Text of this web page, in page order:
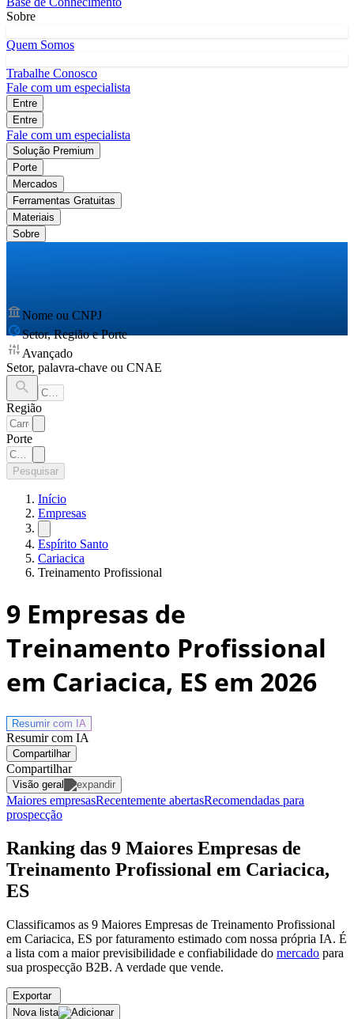
Sobre
Quem Somos
Trabalhe Conosco
Fale com um especialista
Entre
Entre
Fale com um especialista
Solução Premium
Porte
Mercados
Ferramentas Gratuitas
Materiais
Sobre
Nome ou CNPJ
Setor, Região e Porte
Avançado
Setor, palavra-chave ou CNAE
Região
Porte
Pesquisar
Início
Empresas
Espírito Santo
Cariacica
Treinamento Profissional
9 Empresas de
Treinamento Profissional
em Cariacica, ES em 2026
Resumir com IA
Resumir com IA
Compartilhar
Compartilhar
Visão geral
Maiores empresasRecentemente abertasRecomendadas para
prospecção
Ranking das 9 Maiores Empresas de
Treinamento Profissional em Cariacica,
ES
Classificamos as 9 Maiores Empresas de Treinamento Profissional
em Cariacica, ES por faturamento estimado com nossa própria IA. É
a lista com a maior previsibilidade e confiabilidade do mercado para
sua prospecção B2B. A verdade que vende.
Exportar
Nova lista